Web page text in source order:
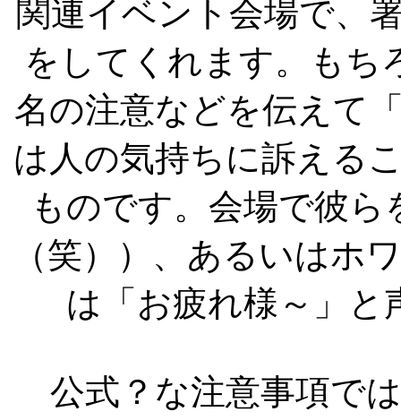
関連イベント会場で、
をしてくれます。も
名の注意などを伝えて
は人の気持ちに訴える
ものです。会場で彼
（笑））、あるいはホ
は「お疲れ様～」
公式？な注意事項で